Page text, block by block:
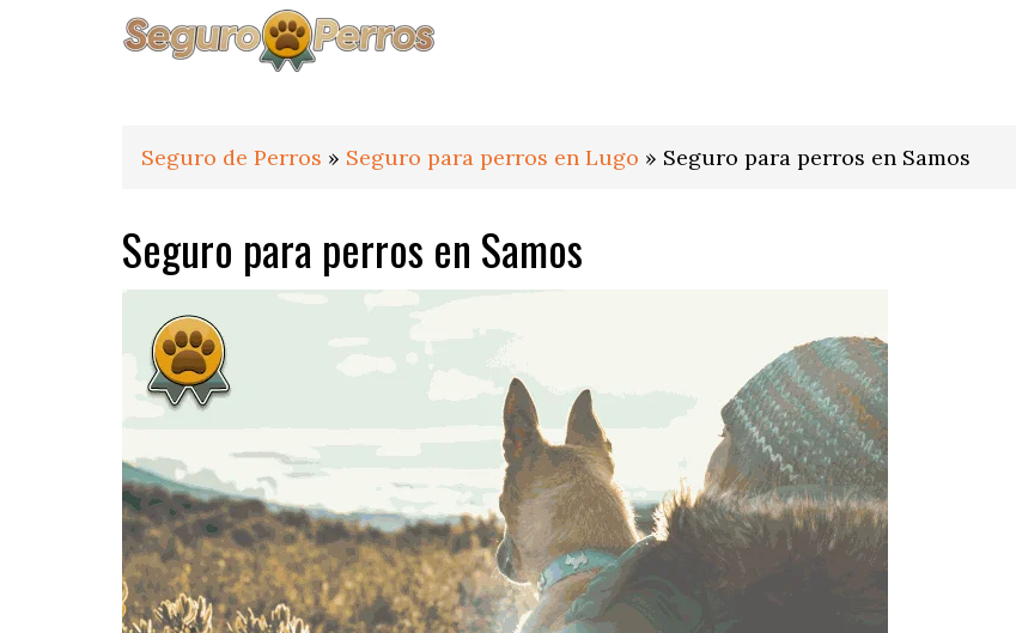
Seguro de Perros » Seguro para perros en Lugo » Seguro para perros en Samos
Seguro para perros en Samos